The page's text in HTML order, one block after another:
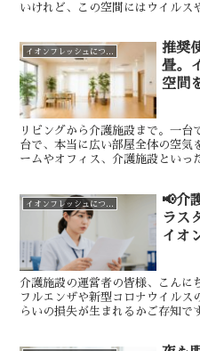
いけれど、この空間にはウイルス
推奨
畳。
空間
リビングから介護施設まで。一
台で、本当に広い部屋全体の空気
ームやオフィス、介護施設といっ
📢介
ラス
イオ
介護施設の運営者の皆様、こんに
フルエンザや新型コロナウイルス
らいの損失が生まれるかご存知